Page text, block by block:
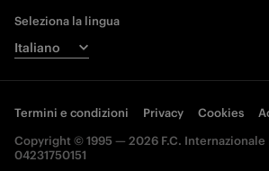
Seleziona la lingua
Termini e condizioni Privacy Cookies
Copyright © 1995 — 2026 F.C. Internazionale
04231750151